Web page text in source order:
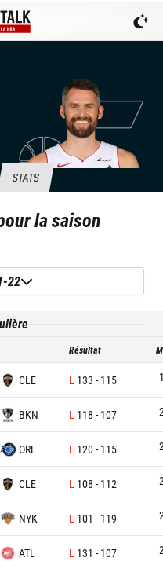
STATS
la saison
22
Résultat
CLE L 133 - 115
BKN L 118 - 107
ORL L 120- 115
CLE L 108 - 112
NYK L 101 - 119
ATL L 131 - 107